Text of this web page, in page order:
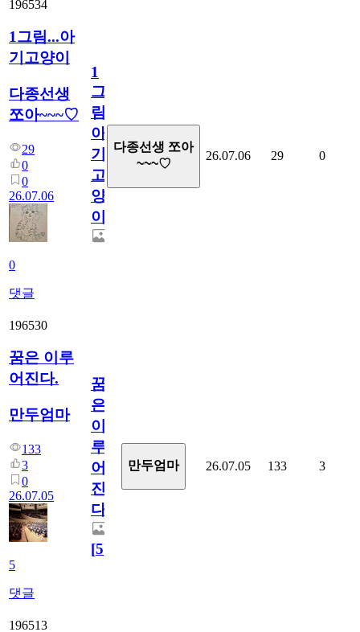
196534
1그림...아
기고양이
다종선생
쪼아~~~♡
29
0
0
26.07.06
0
댓글
1
그
림...
아
기
고
양
이
다종선생 쪼아
~~~♡
26.07.06 29 0
196530
꿈은 이루
어진다.
만두엄마
133
3
0
26.07.05
5
댓글
꿈
은
이
루
어
진
다.
[5]
만두엄마 26.07.05 133 3
196513